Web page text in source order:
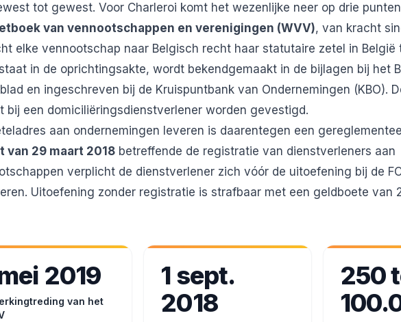
tot gewest. Voor Charleroi komt het wezenlijke neer op drie
van vennootschappen en verenigingen (WVV), van kracht
elke vennootschap naar Belgisch recht haar statutaire zetel in België
in de oprichtingsakte, wordt bekendgemaakt in de bijlagen bij het
en ingeschreven bij de Kruispuntbank van Ondernemingen (KBO).
bij een domiciliëringsdienstverlener worden gevestigd.
aan ondernemingen leveren is daarentegen een
van 29 maart 2018 betreffende de registratie van dienstverleners aan
verplicht de dienstverlener zich vóór de uitoefening bij de
Uitoefening zonder registratie is strafbaar met een geldboete van
2019
van het
1 sept.
2018
250